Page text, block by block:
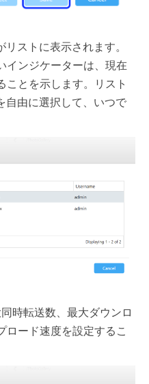
ストに表示されます。
インジケーターは、現在
ことを示します。リスト
自由に選択して、いつで
時転送数、最大ダウンロ
ロード速度を設定するこ